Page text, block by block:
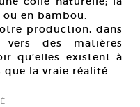
en bambou.
production, dans
des matières
qu’elles existent à
que la vraie réalité.